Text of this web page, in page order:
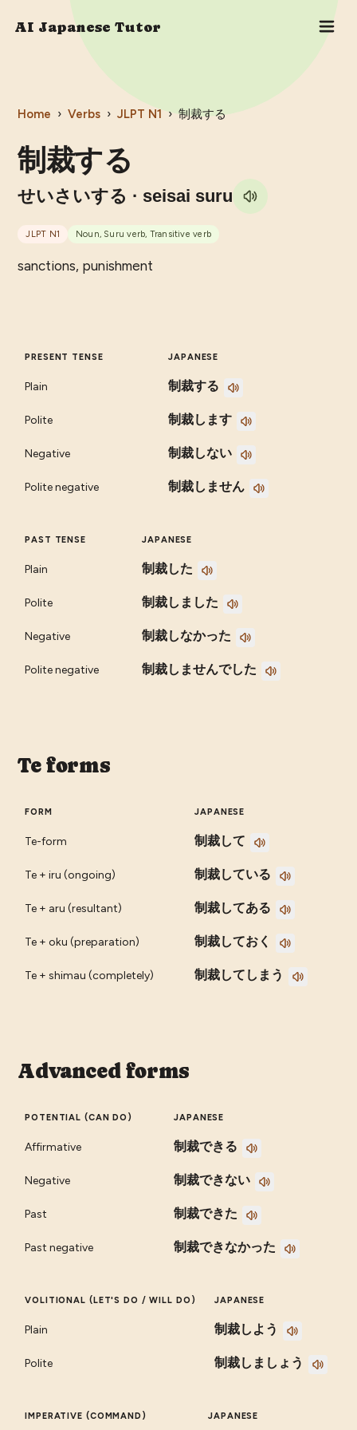
AI Japanese Tutor
Home › Verbs › JLPT N1 › 制裁する
制裁する
せいさいする · seisai suru
JLPT N1 Noun, Suru verb, Transitive verb
sanctions, punishment
PRESENT TENSE JAPANESE
Plain 制裁する
Polite 制裁します
Negative 制裁しない
Polite negative 制裁しません
PAST TENSE JAPANESE
Plain 制裁した
Polite 制裁しました
Negative 制裁しなかった
Polite negative 制裁しませんでした
Te forms
FORM JAPANESE
Te-form 制裁して
Te + iru (ongoing) 制裁している
Te + aru (resultant) 制裁してある
Te + oku (preparation) 制裁しておく
Te + shimau (completely) 制裁してしまう
Advanced forms
POTENTIAL (CAN DO) JAPANESE
Affirmative 制裁できる
Negative 制裁できない
Past 制裁できた
Past negative 制裁できなかった
VOLITIONAL (LET'S DO / WILL DO) JAPANESE
Plain 制裁しよう
Polite 制裁しましょう
IMPERATIVE (COMMAND) JAPANESE